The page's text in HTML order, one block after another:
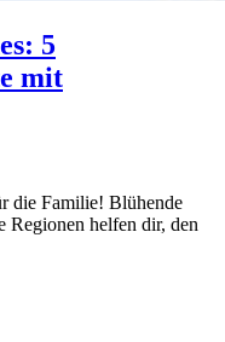
5
mit
die Familie! Blühende
Regionen helfen dir, den